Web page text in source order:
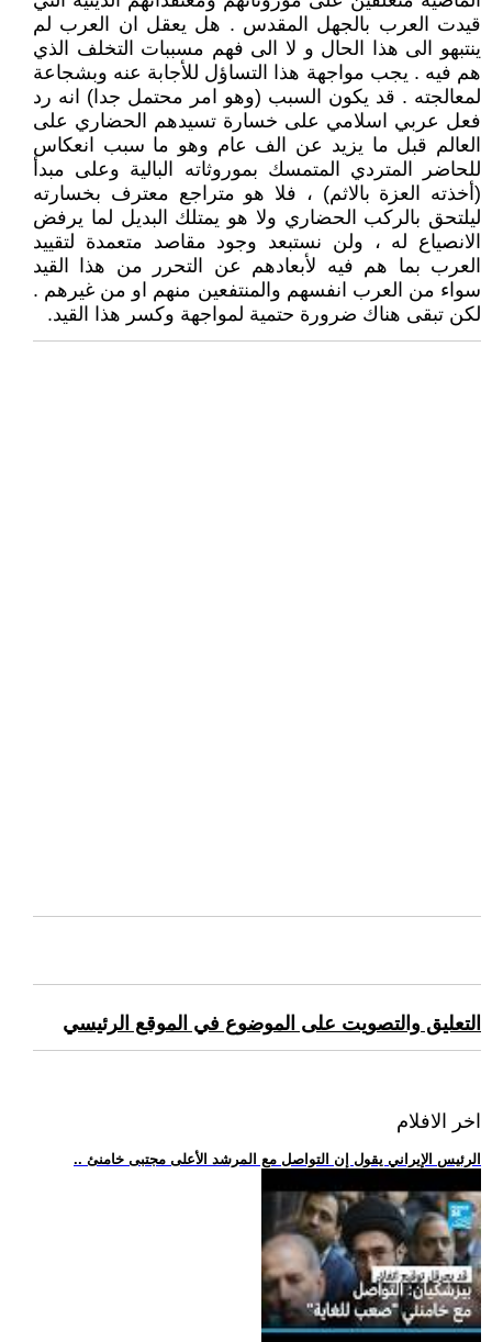
قيدت العرب بالجهل المقدس . هل يعقل ان العرب لم
ينتبهو الى هذا الحال و لا الى فهم مسببات التخلف الذي
هم فيه . يجب مواجهة هذا التساؤل للأجابة عنه وبشجاعة
لمعالجته . قد يكون السبب (وهو امر محتمل جدا) انه رد
فعل عربي اسلامي على خسارة تسيدهم الحضاري على
العالم قبل ما يزيد عن الف عام وهو ما سبب انعكاس
للحاضر المتردي المتمسك بموروثاته البالية وعلى مبدأ
(أخذته العزة بالاثم) ، فلا هو متراجع معترف بخسارته
ليلتحق بالركب الحضاري ولا هو يمتلك البديل لما يرفض
الانصياع له ، ولن نستبعد وجود مقاصد متعمدة لتقييد
العرب بما هم فيه لأبعادهم عن التحرر من هذا القيد
سواء من العرب انفسهم والمنتفعين منهم او من غيرهم .
لكن تبقى هناك ضرورة حتمية لمواجهة وكسر هذا القيد.
التعليق والتصويت على الموضوع في الموقع الرئيسي
اخر الافلام
.. الرئيس الإيراني يقول إن التواصل مع المرشد الأعلى مجتبى خامنئ